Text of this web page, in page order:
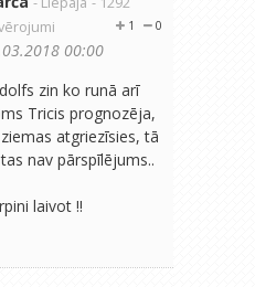
0
1
00:00
zin ko runā arī
Tricis prognozēja,
atgriezīsies, tā
nav pārspīlējums..
laivot !!